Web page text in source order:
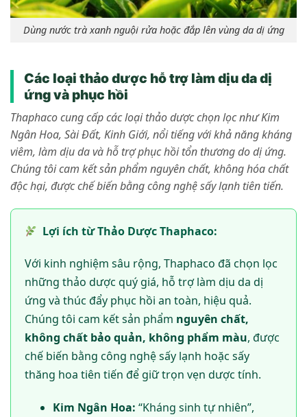
Dùng nước trà xanh nguội rửa hoặc đắp lên vùng da dị ứng
Các loại thảo dược hỗ trợ làm dịu da dị
ứng và phục hồi
Thaphaco cung cấp các loại thảo dược chọn lọc như Kim
Ngân Hoa, Sài Đất, Kinh Giới, nổi tiếng với khả năng kháng
viêm, làm dịu da và hỗ trợ phục hồi tổn thương do dị ứng.
Chúng tôi cam kết sản phẩm nguyên chất, không hóa chất
độc hại, được chế biến bằng công nghệ sấy lạnh tiên tiến.
Lợi ích từ Thảo Dược Thaphaco:
Với kinh nghiệm sâu rộng, Thaphaco đã chọn lọc
những thảo dược quý giá, hỗ trợ làm dịu da dị
ứng và thúc đẩy phục hồi an toàn, hiệu quả.
Chúng tôi cam kết sản phẩm nguyên chất,
không chất bảo quản, không phẩm màu, được
chế biến bằng công nghệ sấy lạnh hoặc sấy
thăng hoa tiên tiến để giữ trọn vẹn dược tính.
Kim Ngân Hoa: “Kháng sinh tự nhiên”,